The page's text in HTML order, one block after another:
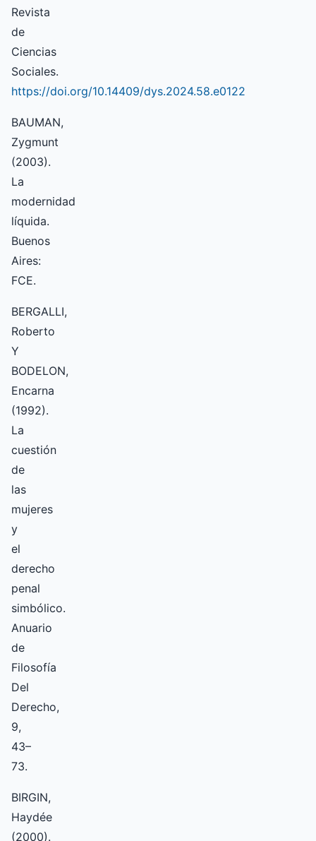
Revista
de
Ciencias
Sociales.
https://doi.org/10.14409/dys.2024.58.e0122
BAUMAN,
Zygmunt
(2003).
La
modernidad
líquida.
Buenos
Aires:
FCE.
BERGALLI,
Roberto
Y
BODELON,
Encarna
(1992).
La
cuestión
de
las
mujeres
y
el
derecho
penal
simbólico.
Anuario
de
Filosofía
Del
Derecho,
9,
43–
73.
BIRGIN,
Haydée
(2000).